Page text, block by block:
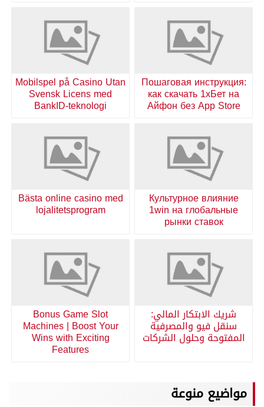
Пошаговая инструкция:
как скачать 1хБет на
Айфон без App Store
Mobilspel på Casino Utan
Svensk Licens med
BankID-teknologi
Культурное влияние
1win на глобальные
рынки ставок
Bästa online casino med
lojalitetsprogram
شريك الابتكار المالي:
سنقل فيو والمصرفية
المفتوحة وحلول الشركات
Bonus Game Slot
Machines | Boost Your
Wins with Exciting
Features
مواضيع منوعة